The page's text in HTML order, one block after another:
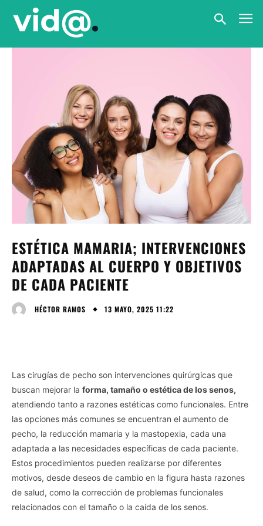
ESTÉTICA MAMARIA; INTERVENCIONES
ADAPTADAS AL CUERPO Y OBJETIVOS
DE CADA PACIENTE
HÉCTOR RAMOS 13 MAYO, 2025 11:22
Las cirugías de pecho son intervenciones quirúrgicas que
buscan mejorar la forma, tamaño o estética de los senos,
atendiendo tanto a razones estéticas como funcionales. Entre
las opciones más comunes se encuentran el aumento de
pecho, la reducción mamaria y la mastopexia, cada una
adaptada a las necesidades específicas de cada paciente.
Estos procedimientos pueden realizarse por diferentes
motivos, desde deseos de cambio en la figura hasta razones
de salud, como la corrección de problemas funcionales
relacionados con el tamaño o la caída de los senos.